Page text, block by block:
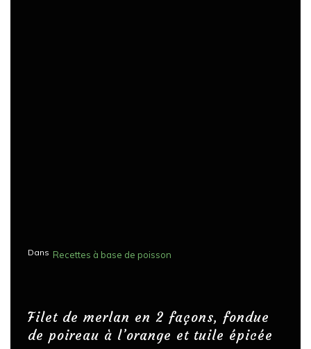
Dans Recettes à base de poisson
Filet de merlan en 2 façons, fondue
de poireau à l’orange et tuile épicée